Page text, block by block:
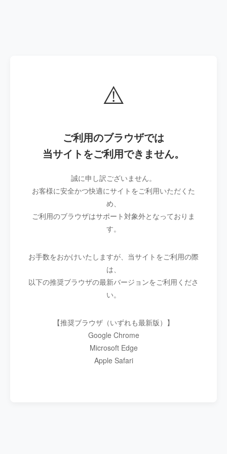
⚠️
ご利用のブラウザでは
当サイトをご利用できません。
誠に申し訳ございません。
お客様に安全かつ快適にサイトをご利用いただくた
め、
ご利用のブラウザはサポート対象外となっておりま
す。
お手数をおかけいたしますが、当サイトをご利用の際
は、
以下の推奨ブラウザの最新バージョンをご利用くださ
い。
【推奨ブラウザ（いずれも最新版）】
Google Chrome
Microsoft Edge
Apple Safari